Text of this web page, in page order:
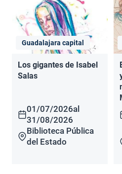
Guadalajara capital
Los gigantes de Isabel
Salas
01/07/2026al
31/08/2026
Biblioteca Pública
del Estado